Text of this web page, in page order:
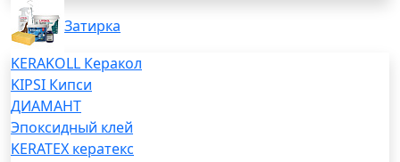
Затирка
KERAKOLL Керакол
KIPSI Кипси
ДИАМАНТ
Эпоксидный клей
KERATEX кератекс